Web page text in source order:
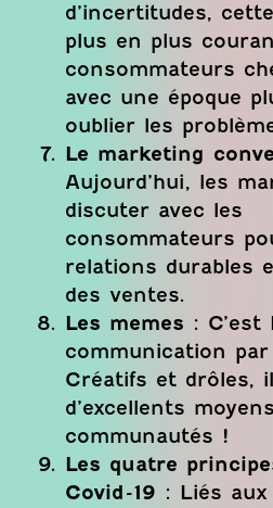
d’incertitudes,
plus en plus
consommateurs
avec une époque
oublier les
Le marketing
Aujourd’hui, les
discuter avec les
consommateurs
relations durables
des ventes.
Les memes : C’est
communication par
Créatifs et drôles,
d’excellents
communautés !
Les quatre
Covid-19 : Liés